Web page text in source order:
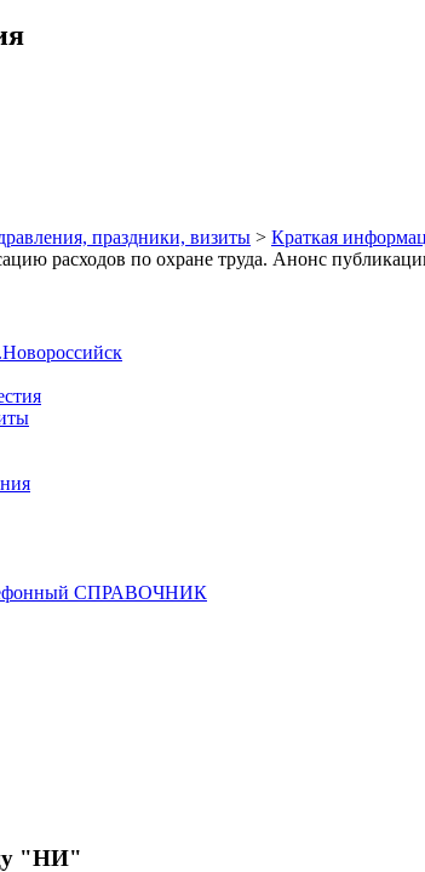
праздники, визиты > Краткая
расходов по охране труда. Анонс
СПРАВОЧНИК
"НИ"